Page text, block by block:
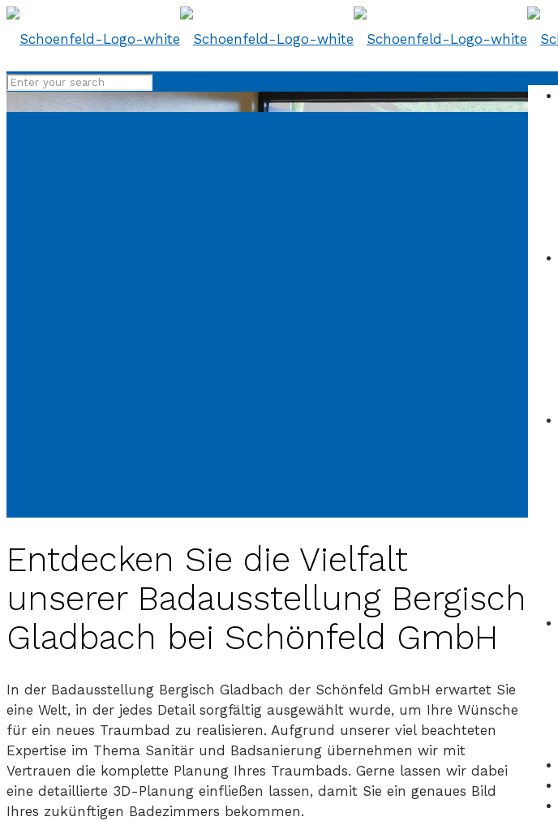
Entdecken Sie die Vielfalt
unserer Badausstellung Bergisch
Gladbach bei Schönfeld GmbH
In der Badausstellung Bergisch Gladbach der Schönfeld GmbH erwartet Sie
eine Welt, in der jedes Detail sorgfältig ausgewählt wurde, um Ihre Wünsche
für ein neues Traumbad zu realisieren. Aufgrund unserer viel beachteten
Expertise im Thema Sanitär und Badsanierung übernehmen wir mit
Vertrauen die komplette Planung Ihres Traumbads. Gerne lassen wir dabei
eine detaillierte 3D-Planung einfließen lassen, damit Sie ein genaues Bild
Ihres zukünftigen Badezimmers bekommen.